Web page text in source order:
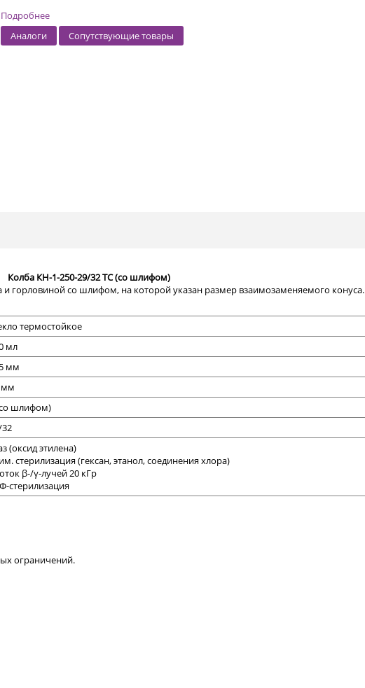
Подробнее
Аналоги
Сопутствующие товары
Колба КН-1-250-29/32 ТС (со шлифом)
горловиной со шлифом, на которой указан размер взаимозаменяемого конуса.
термостойкое
мл
мм
мм
шлифом)
(оксид этилена)
стерилизация (гексан, этанол, соединения хлора)
β-/γ-лучей 20 кГр
стерилизация
ограничений.